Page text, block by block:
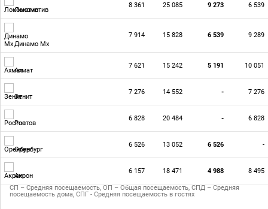
Локомотив
8 361 25 085 9 273 6 539
Динамо Мх
7 914 15 828 6 539 9 289
Ахмат
7 621 15 242 5 191 10 051
Зенит
7 276 14 552 - 7 276
Ростов
6 828 20 484 - 6 828
Оренбург
6 526 13 052 6 526 -
Акрон
6 157 18 471 4 988 8 495
СП – Средняя посещаемость, ОП – Общая посещаемость, СПД – Средняя
посещаемость дома, СПГ - Средняя посещаемость в гостях